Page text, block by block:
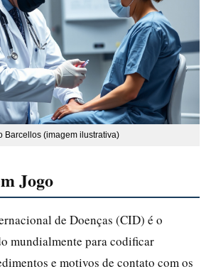
Barcellos (imagem ilustrativa)
Jogo
de Doenças (CID) é o
mundialmente para codificar
e motivos de contato com os